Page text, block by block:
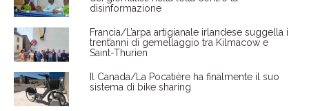
disinformazione
Francia/L’arpa artigianale irlandese suggella i
trent’anni di gemellaggio tra Kilmacow e
Saint-Thurien
Il Canada/La Pocatière ha finalmente il suo
sistema di bike sharing